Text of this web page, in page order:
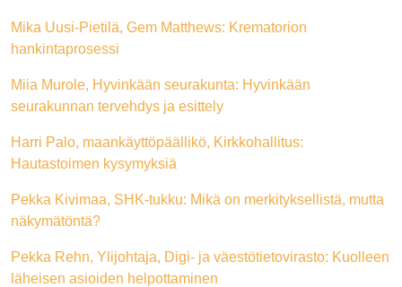
Mika Uusi-Pietilä, Gem Matthews: Krematorion
hankintaprosessi
Miia Murole, Hyvinkään seurakunta: Hyvinkään
seurakunnan tervehdys ja esittely
Harri Palo, maankäyttöpäällikö, Kirkkohallitus:
Hautastoimen kysymyksiä
Pekka Kivimaa, SHK-tukku: Mikä on merkityksellistä, mutta
näkymätöntä?
Pekka Rehn, Ylijohtaja, Digi- ja väestötietovirasto: Kuolleen
läheisen asioiden helpottaminen